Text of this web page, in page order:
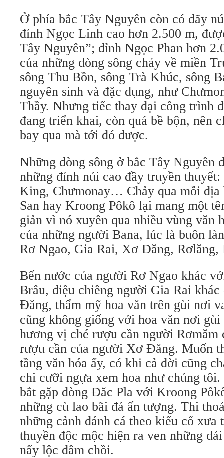
Ở phía bắc Tây Nguyên còn có dãy
đỉnh Ngọc Linh cao hơn 2.500 m,
Tây Nguyên”; đỉnh Ngọc Phan hơn
của những dòng sông chảy về miền
sông Thu Bồn, sông Trà Khúc, sông
nguyên sinh và đặc dụng, như
Thầy. Nhưng tiếc thay đại công trình
đang triển khai, còn quá bề bộn, nên
bay qua mà tới đó được.
Những dòng sông ở bắc Tây Nguyên
những đỉnh núi cao đầy truyền
King, Chưmonay… Chảy qua mỗi địa
San hay Kroong Pôkô lại mang một
giản vì nó xuyên qua nhiều vùng văn
của những người Bana, lúc là buôn
Rơ Ngao, Gia Rai, Xơ Ðăng,
Bến nước của người Rơ Ngao khác
Brâu, điệu chiêng người Gia Rai
Ðăng, thẩm mỹ hoa văn trên gùi nơi
cũng không giống với hoa văn nơi
hương vị ché rượu cần người Rơmăm
rượu cần của người Xơ Ðăng. Muốn
tầng văn hóa ấy, có khi cả đời cũng
chi cưỡi ngựa xem hoa như chúng
bắt gặp dòng Ðăc Pla với Kroong
những cù lao bãi đá ấn tượng. Thi
những cảnh đánh cá theo kiểu cổ xưa
thuyền độc mộc hiện ra ven những
nẩy lộc đâm chồi.